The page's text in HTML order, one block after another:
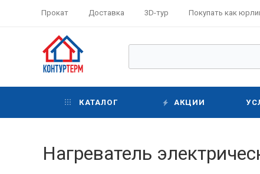
Прокат Доставка 3D-тур Покупать как
КАТАЛОГ АКЦИИ
Нагреватель